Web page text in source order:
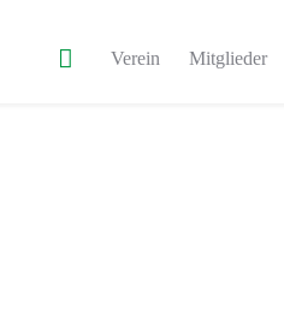
Verein Mitglieder